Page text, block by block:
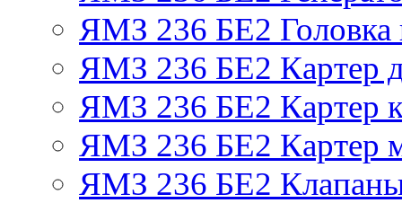
ЯМЗ 236 БЕ2 Головка
ЯМЗ 236 БЕ2 Картер
ЯМЗ 236 БЕ2 Картер
ЯМЗ 236 БЕ2 Картер
ЯМЗ 236 БЕ2 Клапаны